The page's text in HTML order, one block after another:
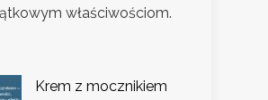
właściwościom.
Krem z mocznikiem